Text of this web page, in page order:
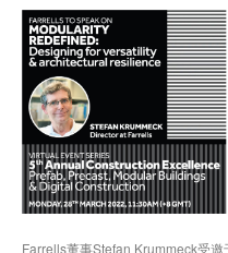
Farrells董事Stefan Krummeck受